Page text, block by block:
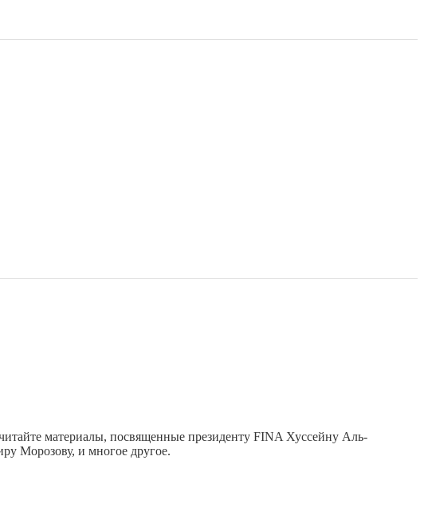
материалы, посвященные президенту FINA Хуссейну Аль-
Морозову, и многое другое.